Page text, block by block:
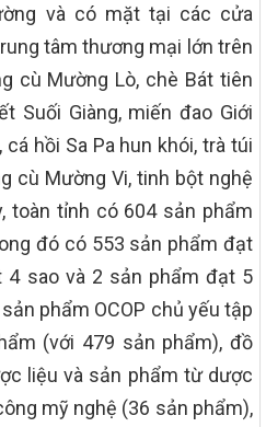
và có mặt tại các cửa
tâm thương mại lớn trên
cù Mường Lò, chè Bát tiên
Suối Giàng, miến đao Giới
cá hồi Sa Pa hun khói, trà túi
cù Mường Vi, tinh bột nghệ
toàn tỉnh có 604 sản phẩm
đó có 553 sản phẩm đạt
4 sao và 2 sản phẩm đạt 5
phẩm OCOP chủ yếu tập
(với 479 sản phẩm), đồ
liệu và sản phẩm từ dược
mỹ nghệ (36 sản phẩm),